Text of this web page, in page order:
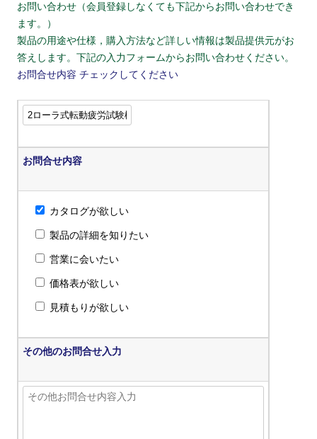
お問い合わせ（会員登録しなくても下記からお問い合わせでき
ます。）
製品の用途や仕様，購入方法など詳しい情報は製品提供元がお
答えします。下記の入力フォームからお問い合わせください。
お問合せ内容 チェックしてください
お問合せ内容
カタログが欲しい
製品の詳細を知りたい
営業に会いたい
価格表が欲しい
見積もりが欲しい
その他のお問合せ入力